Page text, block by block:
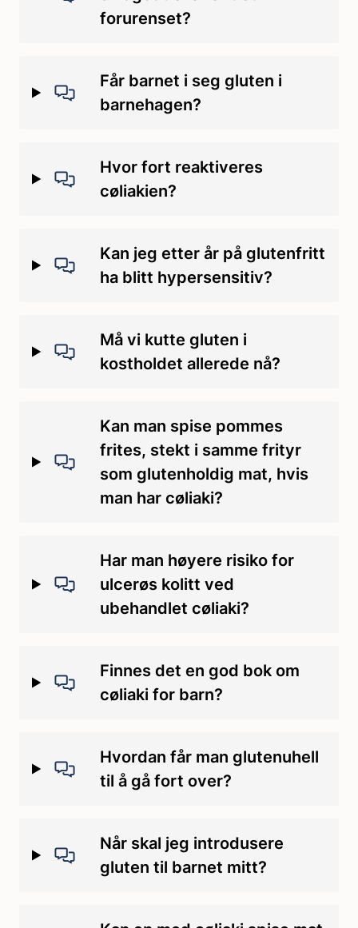
forurenset?
Får barnet i seg gluten i
barnehagen?
Hvor fort reaktiveres
cøliakien?
Kan jeg etter år på glutenfritt
ha blitt hypersensitiv?
Må vi kutte gluten i
kostholdet allerede nå?
Kan man spise pommes
frites, stekt i samme frityr
som glutenholdig mat, hvis
man har cøliaki?
Har man høyere risiko for
ulcerøs kolitt ved
ubehandlet cøliaki?
Finnes det en god bok om
cøliaki for barn?
Hvordan får man glutenuhell
til å gå fort over?
Når skal jeg introdusere
gluten til barnet mitt?